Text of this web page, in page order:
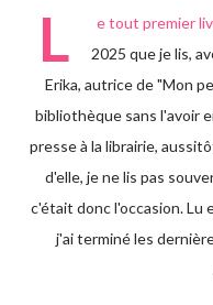
L
e tout premier
2025 que je lis,
Erika, autrice de "Mon
bibliothèque sans l'avoir
presse à la librairie,
d'elle, je ne lis pas
c'était donc l'occasion. Lu
j'ai terminé les